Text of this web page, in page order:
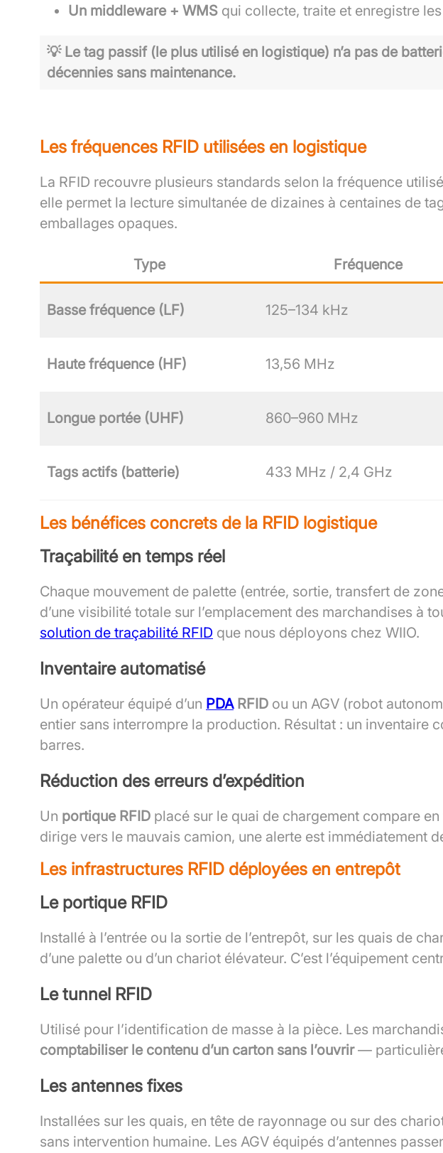
Un middleware + WMS qui collecte, traite et enregistre
💡 Le tag passif (le plus utilisé en logistique) n’a pas de
décennies sans maintenance.
Les fréquences RFID utilisées en logistique
La RFID recouvre plusieurs standards selon la fréquence
elle permet la lecture simultanée de dizaines à centaines de
emballages opaques.
Type Fréquence
Basse fréquence (LF) 125–134 kHz
Haute fréquence (HF) 13,56 MHz
Longue portée (UHF) 860–960 MHz
Tags actifs (batterie) 433 MHz / 2,4 GHz
Les bénéfices concrets de la RFID logistique
Traçabilité en temps réel
Chaque mouvement de palette (entrée, sortie, transfert de
d’une visibilité totale sur l’emplacement des marchandises à
solution de traçabilité RFID que nous déployons chez WIIO.
Inventaire automatisé
Un opérateur équipé d’un PDARFID ou un AGV (robot
entier sans interrompre la production. Résultat : un inventaire
barres.
Réduction des erreurs d’expédition
Un portique RFID placé sur le quai de chargement compare
dirige vers le mauvais camion, une alerte est immédiatement
Les infrastructures RFID déployées en entrepôt
Le portique RFID
Installé à l’entrée ou la sortie de l’entrepôt, sur les quais de
d’une palette ou d’un chariot élévateur. C’est l’équipement
Le tunnel RFID
Utilisé pour l’identification de masse à la pièce. Les
comptabiliser le contenu d’un carton sans l’ouvrir—
Les antennes fixes
Installées sur les quais, en tête de rayonnage ou sur des
sans intervention humaine. Les AGV équipés d’antennes